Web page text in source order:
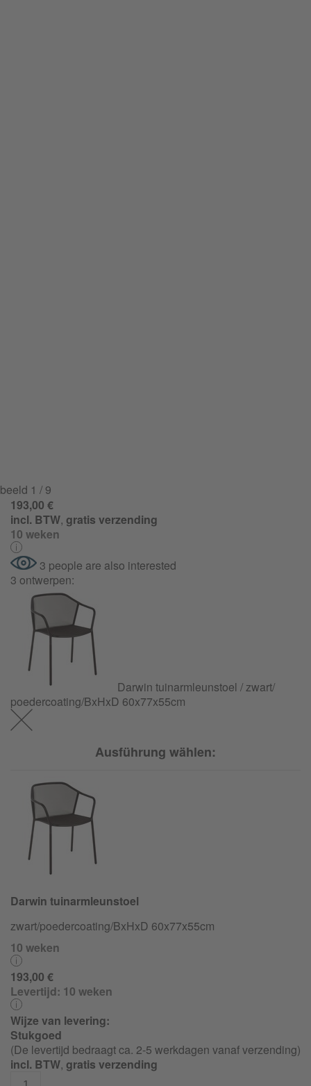
beeld 1 / 9
193,00 €
incl. BTW, gratis verzending
10 weken
3 people are also interested
3 ontwerpen:
Darwin tuinarmleunstoel / zwart/
poedercoating/BxHxD 60x77x55cm
Ausführung wählen:
Darwin tuinarmleunstoel
zwart/poedercoating/BxHxD 60x77x55cm
10 weken
193,00 €
Levertijd: 10 weken
Wijze van levering:
Stukgoed
(De levertijd bedraagt ca. 2-5 werkdagen vanaf verzending)
incl. BTW, gratis verzending